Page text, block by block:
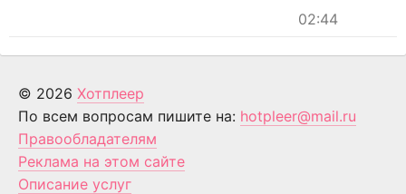
02:44
© 2026 Хотплеер
По всем вопросам пишите на: hotpleer@mail.ru
Правообладателям
Реклама на этом сайте
Описание услуг